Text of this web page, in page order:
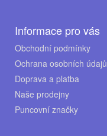
Informace pro vás
Obchodní podmínky
Ochrana osobních údajů
Doprava a platba
Naše prodejny
Puncovní značky